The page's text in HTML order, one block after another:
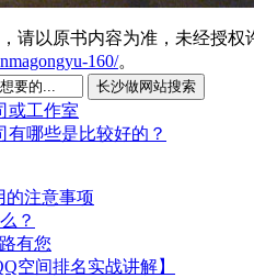
请以原书内容为准，未经授
160/。
或工作室
哪些是比较好的？
的注意事项
？
有您
空间排名实战讲解】